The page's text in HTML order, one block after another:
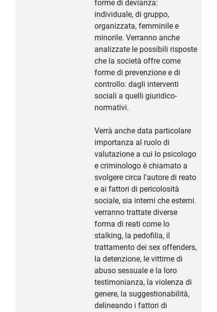
forme di devianza:
individuale, di gruppo,
organizzata, femminile e
minorile. Verranno anche
analizzate le possibili risposte
che la società offre come
forme di prevenzione e di
controllo: dagli interventi
sociali a quelli giuridico-
normativi.
Verrà anche data particolare
importanza al ruolo di
valutazione a cui lo psicologo
e criminologo è chiamato a
svolgere circa l'autore di reato
e ai fattori di pericolosità
sociale, sia interni che esterni.
verranno trattate diverse
forma di reati come lo
stalking, la pedofilia, il
trattamento dei sex offenders,
la detenzione, le vittime di
abuso sessuale e la loro
testimonianza, la violenza di
genere, la suggestionabilità,
delineando i fattori di